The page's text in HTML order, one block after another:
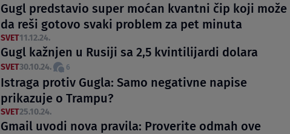
Gugl predstavio super moćan kvantni čip koji može
da reši gotovo svaki problem za pet minuta
SVET11.12.24.
Gugl kažnjen u Rusiji sa 2,5 kvintilijardi dolara
SVET30.10.24. 6
Istraga protiv Gugla: Samo negativne napise
prikazuje o Trampu?
SVET25.10.24.
Gmail uvodi nova pravila: Proverite odmah ove